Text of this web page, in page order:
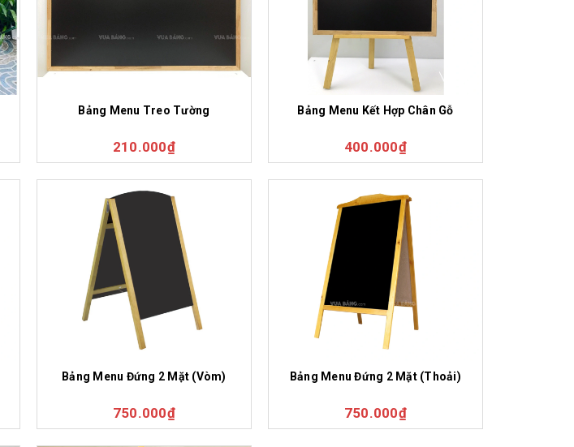
Bảng Menu Treo Tường
210.000₫
Bảng Menu Kết Hợp Chân Gỗ
400.000₫
Bảng Menu Đứng 2 Mặt (Vòm)
750.000₫
Bảng Menu Đứng 2 Mặt (Thoải)
750.000₫